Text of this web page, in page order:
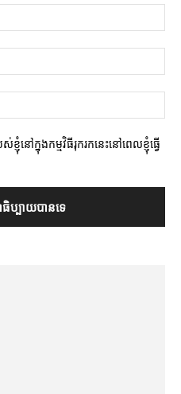
នៅក្នុងកម្មវិធីរុករកនេះនៅពេលខ្ញុំធ្វើ